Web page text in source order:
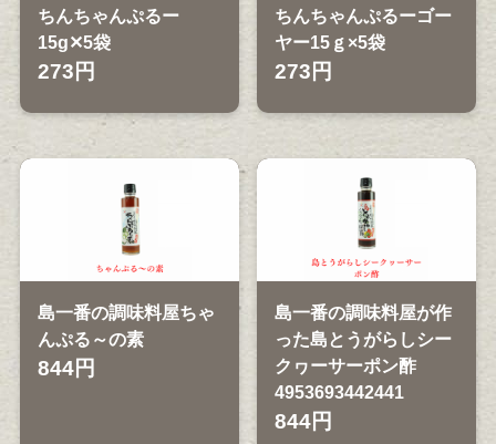
ちんちゃんぷるー
15g✕5袋
273円
ちんちゃんぷるーゴー
ヤー15ｇ×5袋
273円
島一番の調味料屋ちゃ
んぷる～の素
844円
島一番の調味料屋が作
った島とうがらしシー
クヮーサーポン酢
4953693442441
844円